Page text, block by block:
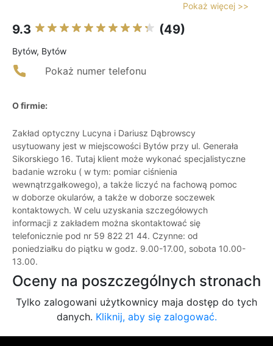
Pokaż więcej >>
9.3 (49)
Bytów, Bytów
Pokaż numer telefonu
O firmie:
Zakład optyczny Lucyna i Dariusz Dąbrowscy
usytuowany jest w miejscowości Bytów przy ul. Generała
Sikorskiego 16. Tutaj klient może wykonać specjalistyczne
badanie wzroku ( w tym: pomiar ciśnienia
wewnątrzgałkowego), a także liczyć na fachową pomoc
w doborze okularów, a także w doborze soczewek
kontaktowych. W celu uzyskania szczegółowych
informacji z zakładem można skontaktować się
telefonicznie pod nr 59 822 21 44. Czynne: od
poniedziałku do piątku w godz. 9.00-17.00, sobota 10.00-
13.00.
Oceny na poszczególnych stronach
Tylko zalogowani użytkownicy maja dostęp do tych
danych. Kliknij, aby się zalogować.